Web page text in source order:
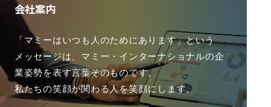
会社案内
「マミーはいつも人のためにあります」という
メッセージは、 マミー・インターナショナルの企
業姿勢を表す言葉そのものです。
私たちの笑顔が関わる人を笑顔にします。